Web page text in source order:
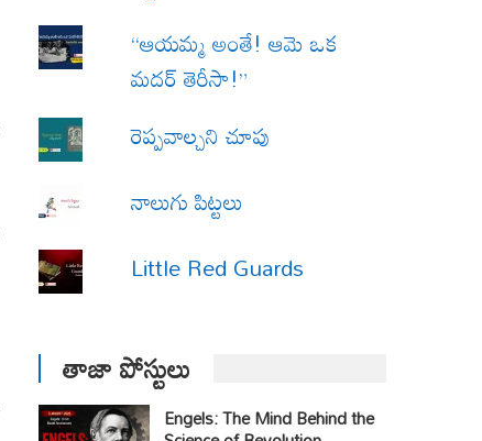
“ఆయమ్మ అంతే! ఆమె ఒక
మదర్ తెరీసా!”
రెప్పవాల్చని చూపు
నాలుగు పిట్టలు
Little Red Guards
తాజా పోస్టులు
Engels: The Mind Behind the